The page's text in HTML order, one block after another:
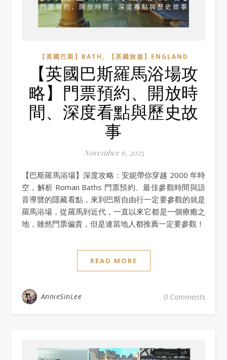
【英國巴斯】BATH , 【英國旅遊】ENGLAND
【英國巴斯羅馬浴場攻
略】門票預約、開放時
間、深度看點與歷史故
事
November 6, 2025
【巴斯羅馬浴場】深度攻略：安妮帶你穿越 2000 年時
空，解析 Roman Baths 門票預約、最佳參觀時間與語
音導覽的隱藏看點，來到巴斯自由行一定要參觀的就是
羅馬浴場，從羅馬到近代，一直以來它都是一個療癒之
地，雖然門票偏貴，但是連當地人都推薦一定要參觀！
READ MORE
AnnieSinLee 0 Comments